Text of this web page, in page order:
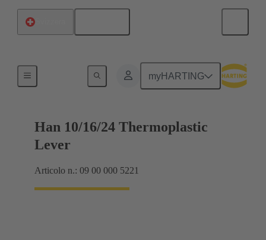
myHARTING
Sistemi di aggangio
Han 10/16/24 Thermoplastic
Lever
Articolo n.: 09 00 000 5221